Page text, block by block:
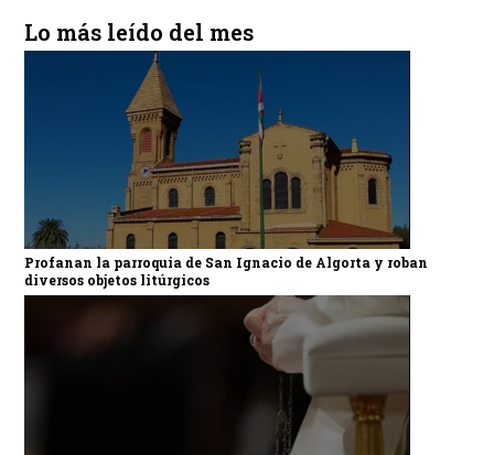
Lo más leído del mes
Profanan la parroquia de San Ignacio de Algorta y roban
diversos objetos litúrgicos